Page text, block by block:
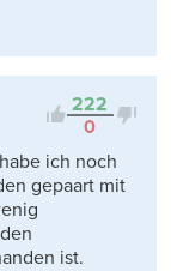
222
0
ich noch
gepaart mit
ist.